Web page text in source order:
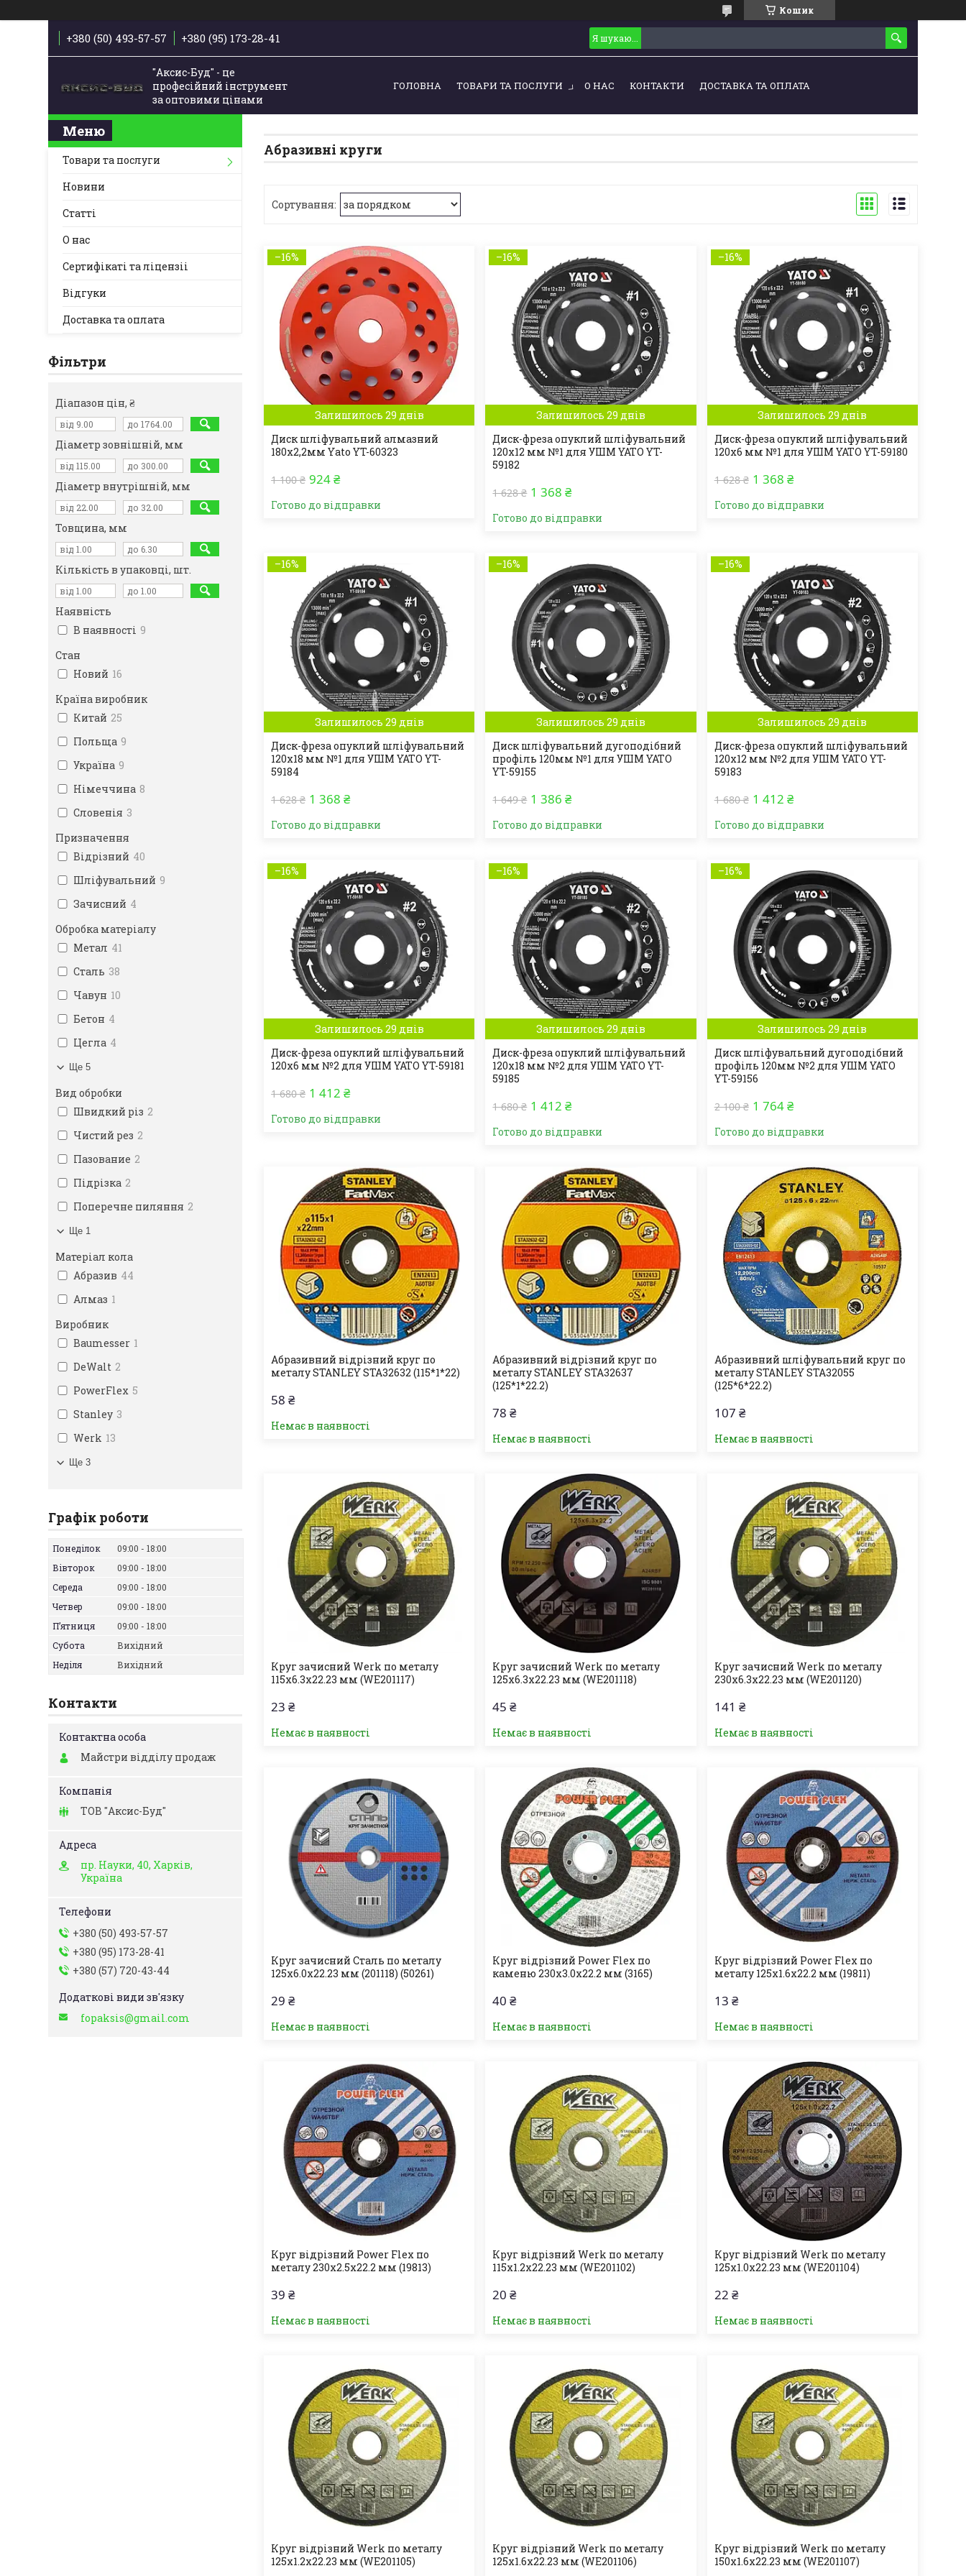
Кошик
+380 (50) 493-57-57 +380 (95) 173-28-41
"Аксис-Буд" - це
професійний інструмент
за оптовими цінами
ГОЛОВНА ТОВАРИ ТА ПОСЛУГИ О НАС КОНТАКТИ ДОСТАВКА ТА ОПЛАТА
Абразивні круги
–16%
Залишилось 29 днів
Диск шліфувальний алмазний
180x2,2мм Yato YT-60323
1 100 ₴ 924 ₴
Готово до відправки
–16%
Залишилось 29 днів
Диск-фреза опуклий шліфувальний
120х12 мм №1 для УШМ YATO YT-
59182
1 628 ₴ 1 368 ₴
Готово до відправки
–16%
Залишилось 29 днів
Диск-фреза опуклий шліфувальний
120х6 мм №1 для УШМ YATO YT-59180
1 628 ₴ 1 368 ₴
Готово до відправки
–16%
Залишилось 29 днів
Диск-фреза опуклий шліфувальний
120х18 мм №1 для УШМ YATO YT-
59184
1 628 ₴ 1 368 ₴
Готово до відправки
–16%
Залишилось 29 днів
Диск шліфувальний дугоподібний
профіль 120мм №1 для УШМ YATO
YT-59155
1 649 ₴ 1 386 ₴
Готово до відправки
–16%
Залишилось 29 днів
Диск-фреза опуклий шліфувальний
120х12 мм №2 для УШМ YATO YT-
59183
1 680 ₴ 1 412 ₴
Готово до відправки
–16%
Залишилось 29 днів
Диск-фреза опуклий шліфувальний
120х6 мм №2 для УШМ YATO YT-59181
1 680 ₴ 1 412 ₴
Готово до відправки
–16%
Залишилось 29 днів
Диск-фреза опуклий шліфувальний
120х18 мм №2 для УШМ YATO YT-
59185
1 680 ₴ 1 412 ₴
Готово до відправки
–16%
Залишилось 29 днів
Диск шліфувальний дугоподібний
профіль 120мм №2 для УШМ YATO
YT-59156
2 100 ₴ 1 764 ₴
Готово до відправки
Абразивний відрізний круг по
металу STANLEY STA32632 (115*1*22)
58 ₴
Немає в наявності
Абразивний відрізний круг по
металу STANLEY STA32637
(125*1*22.2)
78 ₴
Немає в наявності
Абразивний шліфувальний круг по
металу STANLEY STA32055
(125*6*22.2)
107 ₴
Немає в наявності
Круг зачисний Werk по металу
115х6.3х22.23 мм (WE201117)
23 ₴
Немає в наявності
Круг зачисний Werk по металу
125х6.3х22.23 мм (WE201118)
45 ₴
Немає в наявності
Круг зачисний Werk по металу
230х6.3х22.23 мм (WE201120)
141 ₴
Немає в наявності
Круг зачисний Сталь по металу
125х6.0х22.23 мм (201118) (50261)
29 ₴
Немає в наявності
Круг відрізний Power Flex по
каменю 230х3.0х22.2 мм (3165)
40 ₴
Немає в наявності
Круг відрізний Power Flex по
металу 125х1.6х22.2 мм (19811)
13 ₴
Немає в наявності
Круг відрізний Power Flex по
металу 230х2.5х22.2 мм (19813)
39 ₴
Немає в наявності
Круг відрізний Werk по металу
115х1.2х22.23 мм (WE201102)
20 ₴
Немає в наявності
Круг відрізний Werk по металу
125х1.0х22.23 мм (WE201104)
22 ₴
Немає в наявності
Круг відрізний Werk по металу
125х1.2х22.23 мм (WE201105)
Круг відрізний Werk по металу
125х1.6х22.23 мм (WE201106)
Круг відрізний Werk по металу
150х1.6х22.23 мм (WE201107)
Товари та послуги
Новини
Статті
О нас
Сертифікаті та ліцензіі
Відгуки
Доставка та оплата
Фільтри
Діапазон цін, ₴
Діаметр зовнішній, мм
Діаметр внутрішній, мм
Товщина, мм
Кількість в упаковці, шт.
Наявність
В наявності 9
Стан
Новий 16
Країна виробник
Китай 25
Польща 9
Україна 9
Німеччина 8
Словенія 3
Призначення
Відрізний 40
Шліфувальний 9
Зачисний 4
Обробка матеріалу
Метал 41
Сталь 38
Чавун 10
Бетон 4
Цегла 4
Ще 5
Вид обробки
Швидкий різ 2
Чистий рез 2
Пазование 2
Підрізка 2
Поперечне пиляння 2
Ще 1
Матеріал кола
Абразив 44
Алмаз 1
Виробник
Baumesser 1
DeWalt 2
PowerFlex 5
Stanley 3
Werk 13
Ще 3
Графік роботи
Понеділок 09:00
18:00
Вівторок
09:00
18:00
Середа
09:00
18:00
Четвер
09:00
18:00
Пʼятниця
09:00
18:00
Субота
Вихідний
Неділя
Вихідний
Контакти
Майстри відділу продаж
ТОВ "Аксис-Буд"
пр. Науки, 40, Харків,
Україна
+380 (50) 493-57-57
+380 (95) 173-28-41
+380 (57) 720-43-44
fopaksis@gmail.com